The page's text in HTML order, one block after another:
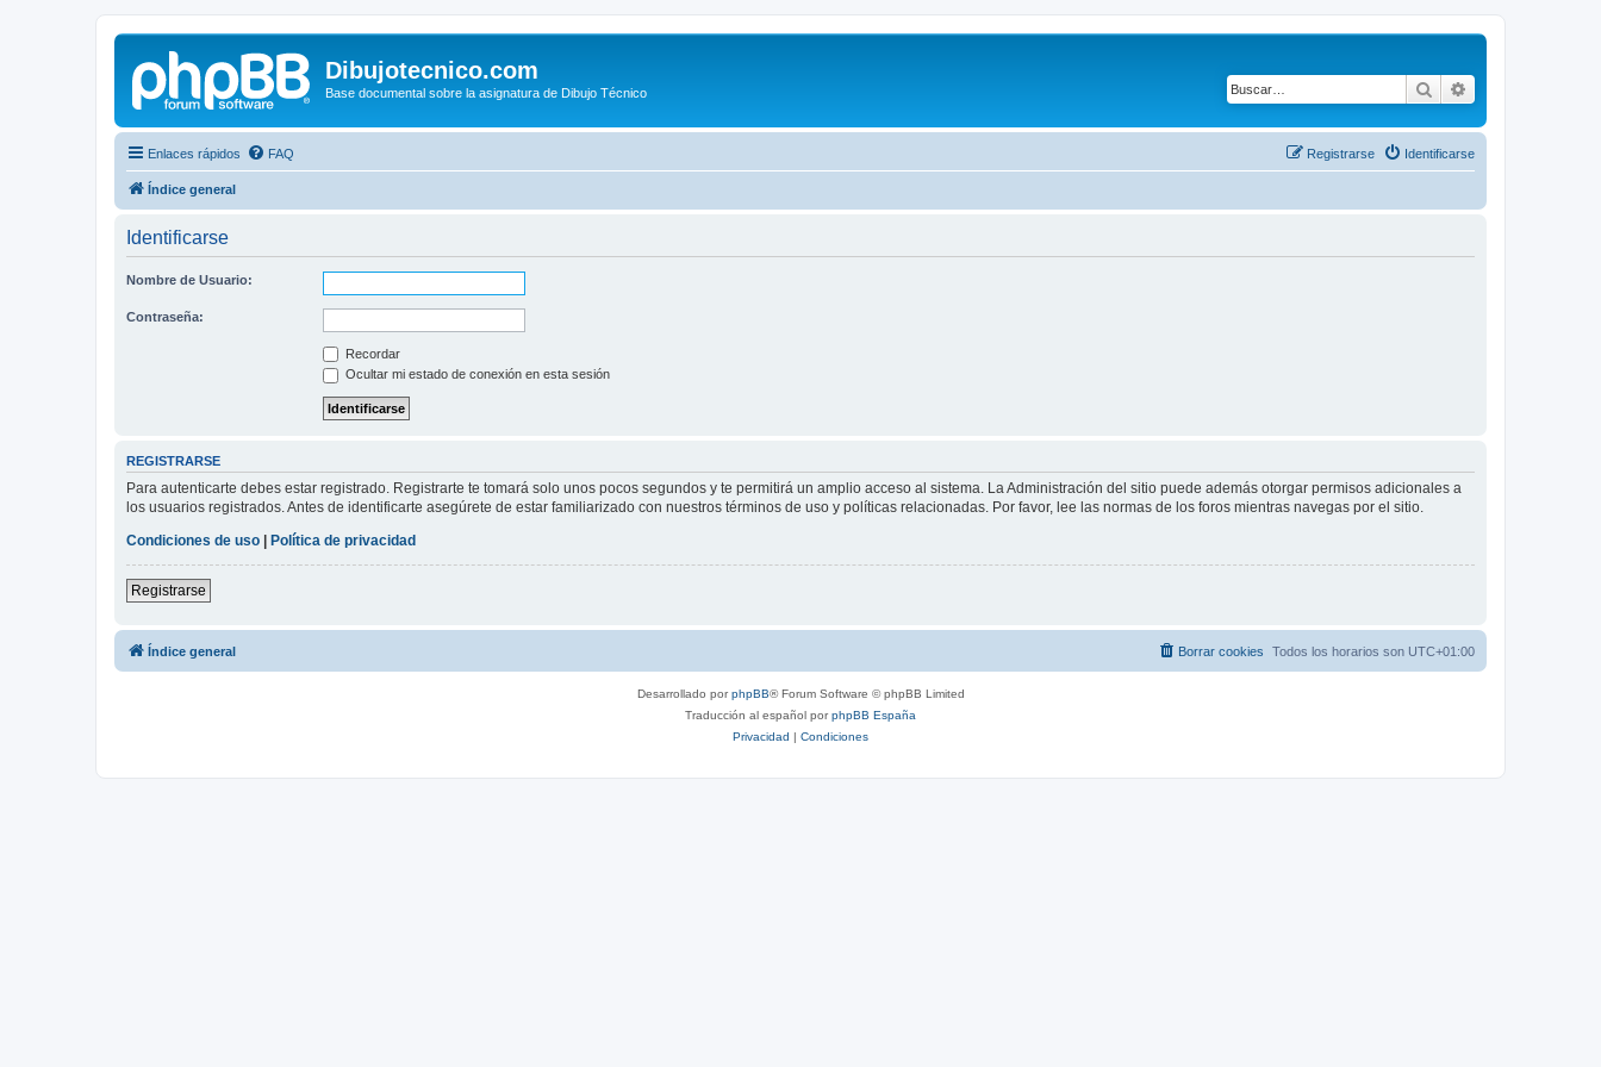
Dibujotecnico.com
Base documental sobre la asignatura de Dibujo Técnico Buscar
Enlaces rápidos FAQ Identificarse
Registrarse
Índice general
Identificarse
Nombre de Usuario:
Contraseña:
Recordar
Ocultar mi estado de conexión en esta sesión
REGISTRARSE
Para autenticarte debes estar registrado. Registrarte te tomará solo unos pocos segundos y te permitirá un amplio acceso al sistema. La Administración del sitio puede además otorgar permisos adicionales a
los usuarios registrados. Antes de identificarte asegúrete de estar familiarizado con nuestros términos de uso y políticas relacionadas. Por favor, lee las normas de los foros mientras navegas por el sitio.
Condiciones de uso
Política de privacidad
Registrarse
Índice general Todos los horarios son UTC+01:00
Borrar cookies
Desarrollado porphpBB® Forum Software © phpBB Limited
Traducción al español porphpBB España
Privacidad | Condiciones